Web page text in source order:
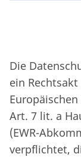
Die
ein
Art. 7 lit. a
(EWR-
verpflichtet,